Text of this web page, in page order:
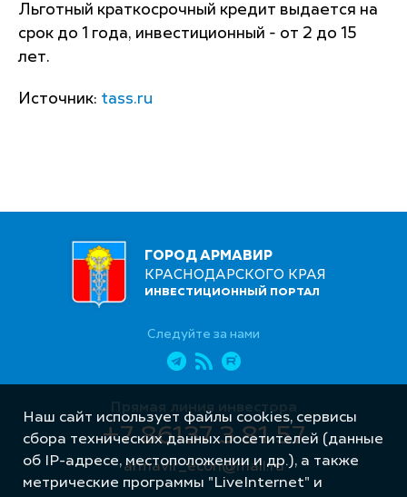
Льготный краткосрочный кредит выдается на
срок до 1 года, инвестиционный - от 2 до 15
лет.
Источник: tass.ru
ГОРОД АРМАВИР
КРАСНОДАРСКОГО КРАЯ
ИНВЕСТИЦИОННЫЙ ПОРТАЛ
Следуйте за нами
Прямая линия инвестора
+7 86137 3 81 57
armavir_econ@mail.ru
Наш сайт использует файлы cookies, сервисы
сбора технических данных посетителей (данные
об IP-адресе, местоположении и др.), а также
метрические программы "LiveInternet" и